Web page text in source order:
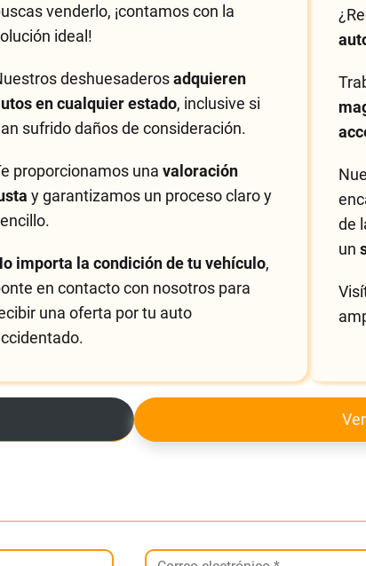
venderlo, ¡contamos con la
ideal!
deshuesaderosadquieren
en cualquier estado, inclusive si
sufrido daños de consideración.
proporcionamos unavaloración
y garantizamos un proceso claro y
importa la condición de tu vehículo,
en contacto con nosotros para
una oferta por tu auto
de
un